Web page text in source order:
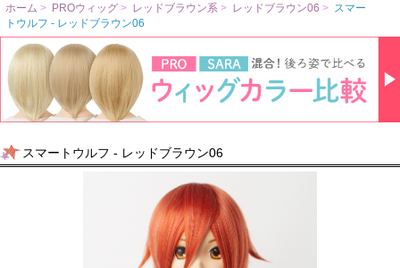
ホーム > PROウィッグ > レッドブラウン系 > レッドブラウン06 > スマー
トウルフ - レッドブラウン06
スマートウルフ - レッドブラウン06